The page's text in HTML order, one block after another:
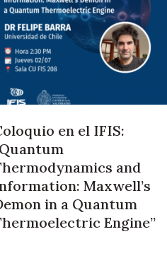
en el IFIS:
and
Maxwell’s
in a Quantum
Engine”